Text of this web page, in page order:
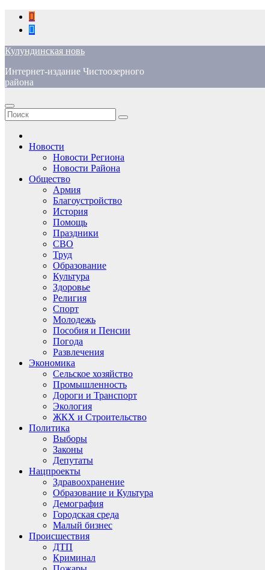
Перейти
содержимому
Кулундинская новь
Интернет-издание Чистоозерного
района
Новости
Новости Региона
Новости Района
Общество
Армия
Благоустройство
История
Помощь
Праздники
СВО
Труд
Образование
Культура
Здоровье
Религия
Спорт
Молодежь
Пособия и Пенсии
Погода
Развлечения
Экономика
Сельское хозяйство
Промышленность
Дороги и Транспорт
Экология
ЖКХ и Строительство
Политика
Выборы
Законы
Депутаты
Нацпроекты
Здравоохранение
Образование и Культура
Демография
Городская среда
Малый бизнес
Происшествия
ДТП
Криминал